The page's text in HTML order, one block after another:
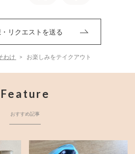
リクエストを送る
わけ お楽しみをテイクアウト
Feature
おすすめ記事